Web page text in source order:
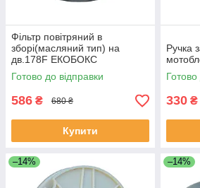
Фільтр повітряний в
зборі(масляний тип) на
дв.178F ЕКОБОКС
Готово до відправки
586 ₴ 680 ₴
Купити
Ручка
Готово
330 ₴
–14% –14%